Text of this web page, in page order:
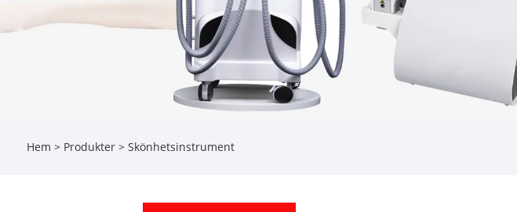
Hem > Produkter> Skönhetsinstrument